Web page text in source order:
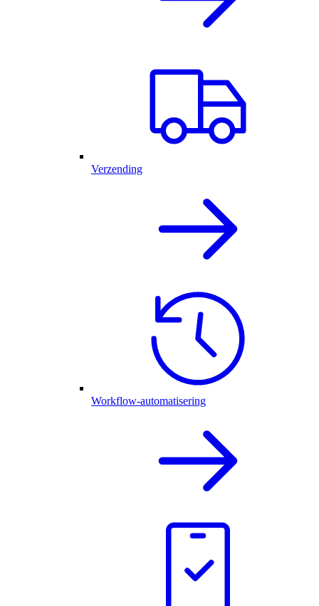
Verzending
Workflow-automatisering